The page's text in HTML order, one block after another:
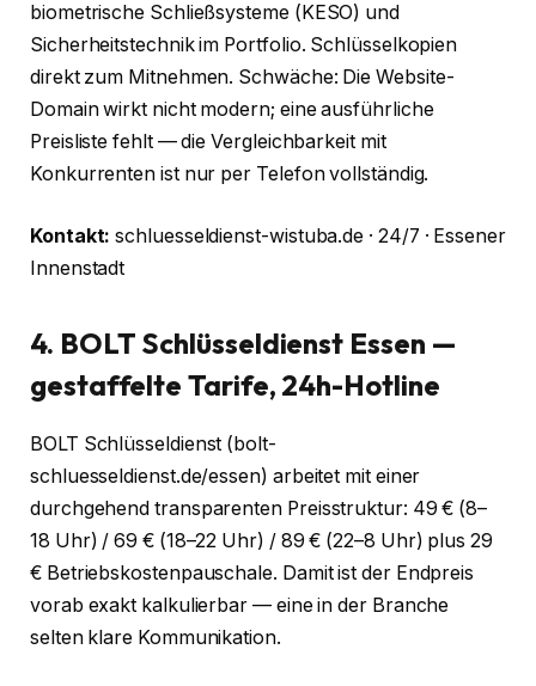
biometrische Schließsysteme (KESO) und
Sicherheitstechnik im Portfolio. Schlüssel­kopien
direkt zum Mitnehmen. Schwäche: Die Website-
Domain wirkt nicht modern; eine ausführliche
Preisliste fehlt — die Vergleichbarkeit mit
Konkurrenten ist nur per Telefon vollständig.
Kontakt: schluesseldienst-wistuba.de · 24/7 · Essener
Innenstadt
4. BOLT Schlüsseldienst Essen —
gestaffelte Tarife, 24h-Hotline
BOLT Schlüsseldienst (bolt-
schluesseldienst.de/essen) arbeitet mit einer
durchgehend transparenten Preisstruktur: 49 € (8–
18 Uhr) / 69 € (18–22 Uhr) / 89 € (22–8 Uhr) plus 29
€ Betriebskostenpauschale. Damit ist der Endpreis
vorab exakt kalkulierbar — eine in der Branche
selten klare Kommunikation.